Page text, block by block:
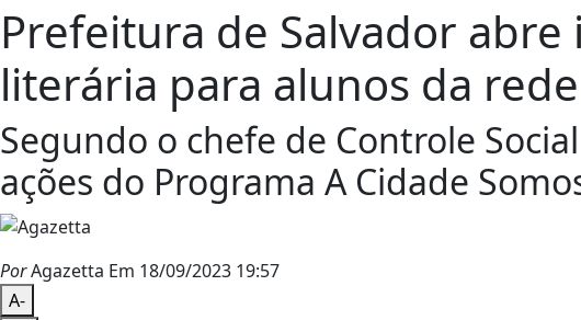
Prefeitura de Salvador
literária para alunos da
Segundo o chefe de Controle
ações do Programa A Cidade
PorAgazetta Em 18/09/2023 19:57
A-